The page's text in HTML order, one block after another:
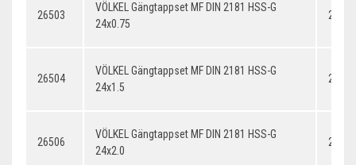
26503
VÖLKEL Gängtappset MF DIN 2181 HSS-G
24x0.75
26504
VÖLKEL Gängtappset MF DIN 2181 HSS-G
24x1.5
26506
VÖLKEL Gängtappset MF DIN 2181 HSS-G
24x2.0